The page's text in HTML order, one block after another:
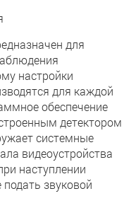
для
настройки
для каждой
обеспечение
детектором
системные
видеоустройства
наступлении
звуковой